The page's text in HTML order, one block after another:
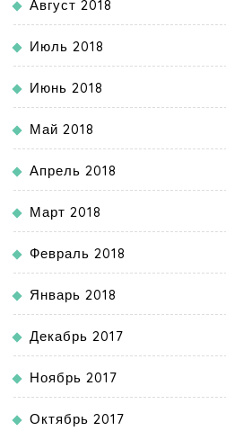
Август 2018
Июль 2018
Июнь 2018
Май 2018
Апрель 2018
Март 2018
Февраль 2018
Январь 2018
Декабрь 2017
Ноябрь 2017
Октябрь 2017